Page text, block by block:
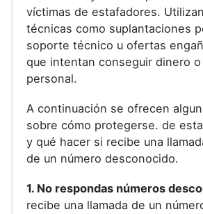
víctimas de estafadores.
técnicas como suplantaciones
soporte técnico u ofertas
que intentan conseguir dinero
personal.
A continuación se ofrecen
sobre cómo protegerse. de
y qué hacer si recibe una
de un número desconocido.
1. No respondas números
recibe una llamada de un